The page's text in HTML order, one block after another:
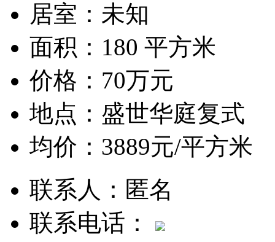
居室： 未知
面积： 180 平方米
价格： 70万元
地点： 盛世华庭复式
均价： 3889元/平方米
联系人： 匿名
联系电话：